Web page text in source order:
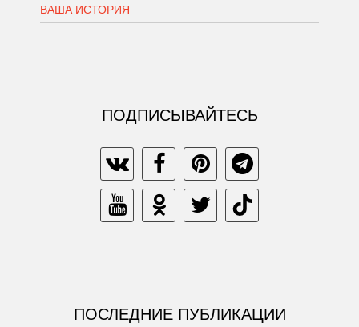
ВАША ИСТОРИЯ
ПОДПИСЫВАЙТЕСЬ
ПОСЛЕДНИЕ ПУБЛИКАЦИИ